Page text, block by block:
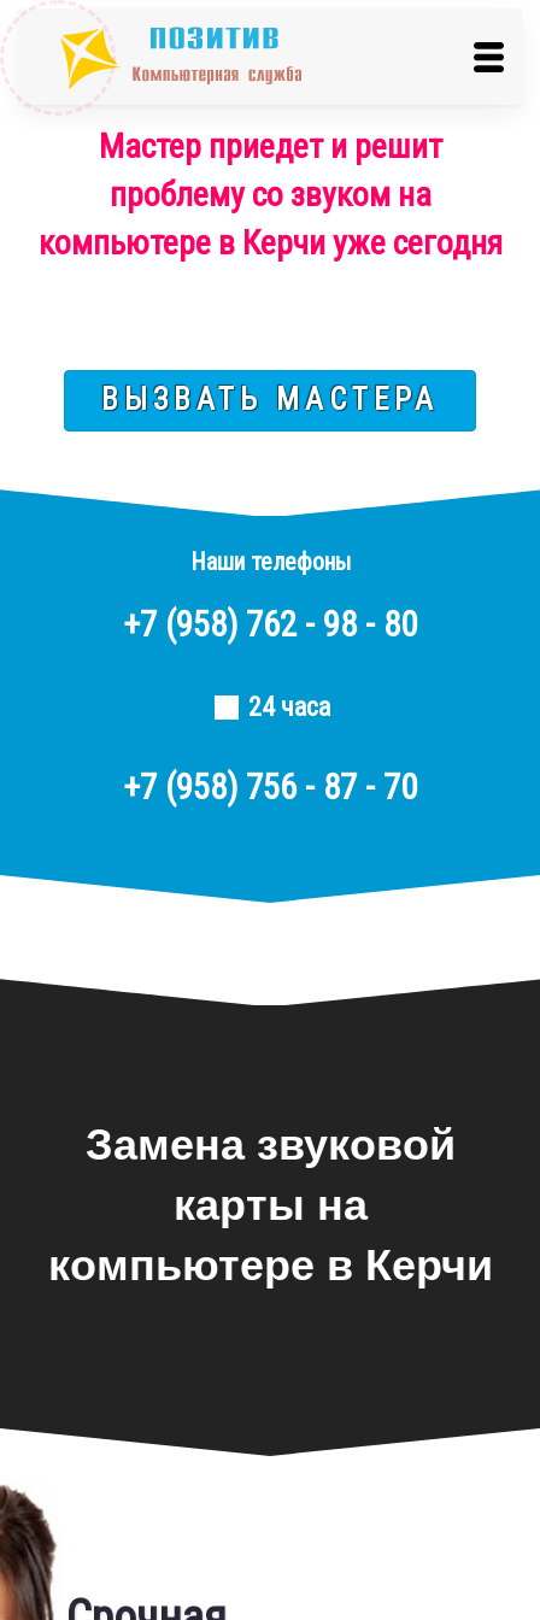
Мастер приедет и решит
проблему со звуком на
компьютере в Керчи уже сегодня
ВЫЗВАТЬ МАСТЕРА
Наши телефоны
+7 (958) 762 - 98 - 80
24 часа
+7 (958) 756 - 87 - 70
Замена звуковой
карты на
компьютере в Керчи
Фирменная гарантия